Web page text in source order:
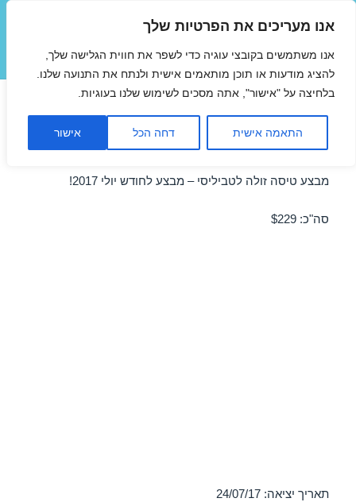
אנו מעריכים את הפרטיות שלך
אנו משתמשים בקובצי עוגיה כדי לשפר את חווית הגלישה שלך,
להציג מודעות או תוכן מותאמים אישית ולנתח את התנועה שלנו.
בלחיצה על "אישור", אתה מסכים לשימוש שלנו בעוגיות.
התאמה אישית דחה הכל אישור
תפריטים
ווידג'טים
טיסות זולות לטביליסי ביולי
24/07/2017
מבצע טיסה זולה לטביליסי – מבצע לחודש יולי 2017!
סה"כ: $229
תאריך יציאה: 24/07/17